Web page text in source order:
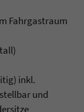
Fahrgastraum
inkl.
und